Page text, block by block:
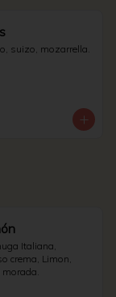
suizo, mozarrella.
Italiana,
crema, Limon,
morada.